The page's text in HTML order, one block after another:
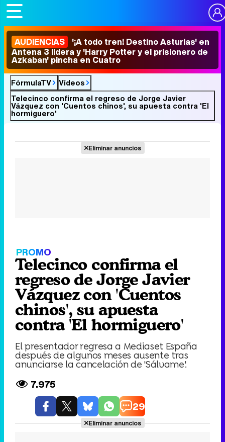
AUDIENCIAS '¡A todo tren! Destino Asturias' en
Antena 3 lidera y 'Harry Potter y el prisionero de
Azkaban' pincha en Cuatro
FórmulaTV
Vídeos
Telecinco confirma el regreso de Jorge Javier
Vázquez con 'Cuentos chinos', su apuesta contra 'El
hormiguero'
Eliminar anuncios
PROMO
Telecinco confirma el
regreso de Jorge Javier
Vázquez con 'Cuentos
chinos', su apuesta
contra 'El hormiguero'
El presentador regresa a Mediaset España
después de algunos meses ausente tras
anunciarse la cancelación de 'Sálvame'.
7.975
29
Eliminar anuncios